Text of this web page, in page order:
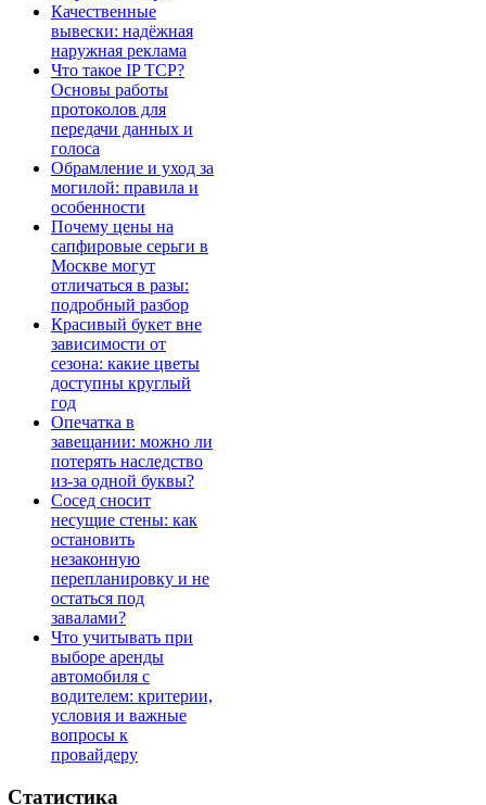
Качественные
вывески: надёжная
наружная реклама
Что такое IP TCP?
Основы работы
протоколов для
передачи данных и
голоса
Обрамление и уход за
могилой: правила и
особенности
Почему цены на
сапфировые серьги в
Москве могут
отличаться в разы:
подробный разбор
Красивый букет вне
зависимости от
сезона: какие цветы
доступны круглый
год
Опечатка в
завещании: можно ли
потерять наследство
из-за одной буквы?
Сосед сносит
несущие стены: как
остановить
незаконную
перепланировку и не
остаться под
завалами?
Что учитывать при
выборе аренды
автомобиля с
водителем: критерии,
условия и важные
вопросы к
провайдеру
Статистика